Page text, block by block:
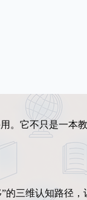
。它不只是一本
的三维认知路径，